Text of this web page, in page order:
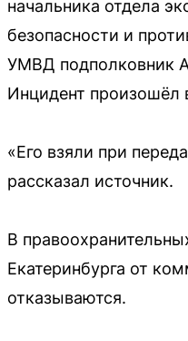
начальника отдела
безопасности и
УМВД подполковник
Инцидент произошёл
«Его взяли при
рассказал источник.
В
Екатеринбурга от
отказываются.